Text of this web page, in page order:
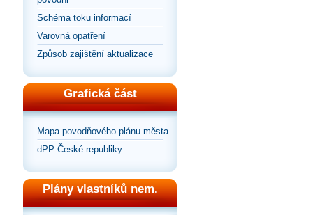
Schéma toku informací
Varovná opatření
Způsob zajištění aktualizace
Grafická část
Mapa povodňového plánu města
dPP České republiky
Plány vlastníků nem.